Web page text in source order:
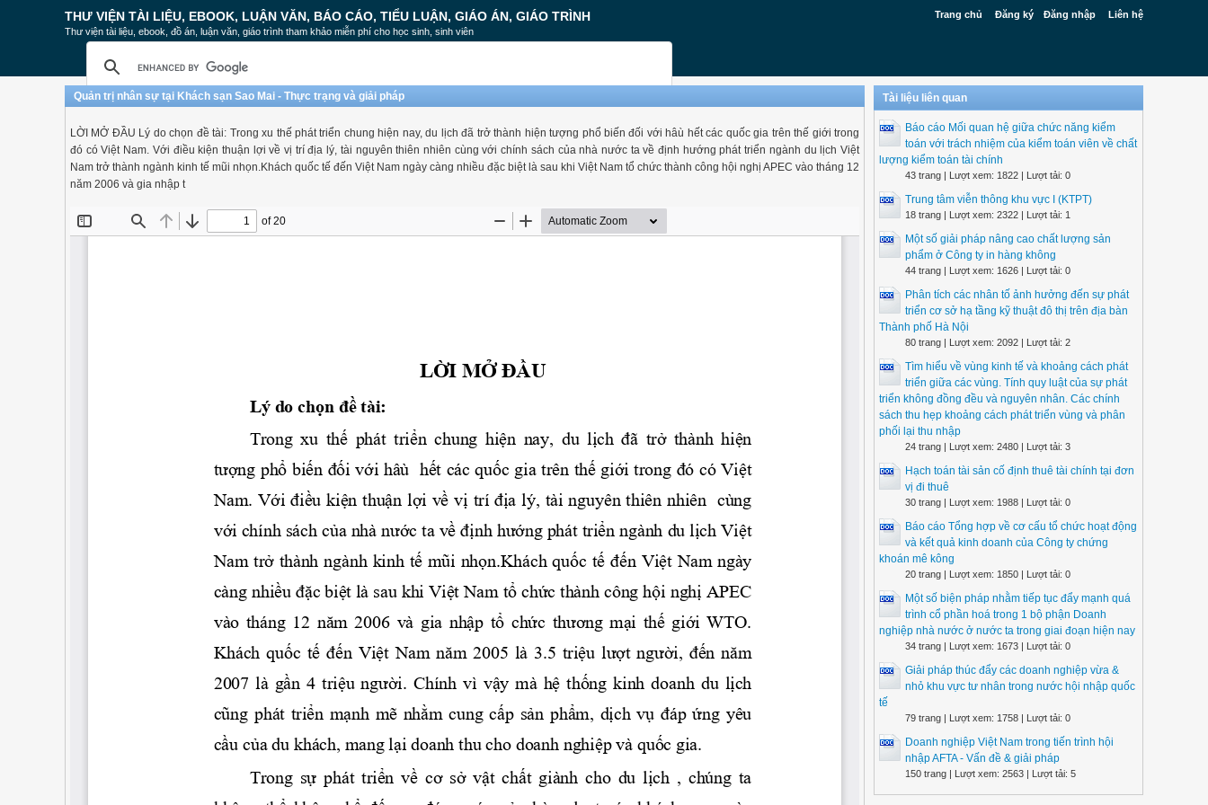
Trang chủ Đăng ký Đăng nhập Liên hệ
THƯ VIỆN TÀI LIỆU, EBOOK, LUẬN VĂN, BÁO CÁO, TIỂU LUẬN, GIÁO ÁN, GIÁO TRÌNH
Thư viện tài liệu, ebook, đồ án, luận văn, giáo trình tham khảo miễn phí cho học sinh, sinh viên
Quản trị nhân sự tại Khách sạn Sao Mai - Thực trạng và giải pháp
LỜI MỞ ĐẦU Lý do chọn đề tài: Trong xu thế phát triển chung hiện nay, du lịch đã trở thành hiện tượng phổ biến đối với hâù hết các quốc gia trên thế giới trong
đó có Việt Nam. Với điều kiện thuận lợi về vị trí địa lý, tài nguyên thiên nhiên cùng với chính sách của nhà nước ta về định hướng phát triển ngành du lịch Việt
Nam trở thành ngành kinh tế mũi nhọn.Khách quốc tế đến Việt Nam ngày càng nhiều đặc biệt là sau khi Việt Nam tổ chức thành công hội nghị APEC vào tháng 12
năm 2006 và gia nhập t
Tài liệu liên quan
Báo cáo Mối quan hệ giữa chức năng kiểm
toán với trách nhiệm của kiểm toán viên về chất
lượng kiểm toán tài chính
43 trang | Lượt xem: 1822 | Lượt tải: 0
Trung tâm viễn thông khu vực I (KTPT)
18 trang | Lượt xem: 2322 | Lượt tải: 1
Một số giải pháp nâng cao chất lượng sản
phẩm ở Công ty in hàng không
44 trang | Lượt xem: 1626 | Lượt tải: 0
Phân tích các nhân tố ảnh hưởng đến sự phát
triển cơ sở hạ tầng kỹ thuật đô thị trên địa bàn
Thành phố Hà Nội
80 trang | Lượt xem: 2092 | Lượt tải: 2
Tìm hiểu về vùng kinh tế và khoảng cách phát
triển giữa các vùng. Tính quy luật của sự phát
triển không đồng đều và nguyên nhân. Các chính
sách thu hẹp khoảng cách phát triển vùng và phân
phối lại thu nhập
24 trang | Lượt xem: 2480 | Lượt tải: 3
Hạch toán tài sản cố định thuê tài chính tại đơn
vị đi thuê
30 trang | Lượt xem: 1988 | Lượt tải: 0
Báo cáo Tổng hợp về cơ cấu tổ chức hoạt động
và kết quả kinh doanh của Công ty chứng
khoán mê kông
20 trang | Lượt xem: 1850 | Lượt tải: 0
Một số biện pháp nhằm tiếp tục đẩy mạnh quá
trình cổ phần hoá trong 1 bộ phận Doanh
nghiệp nhà nước ở nước ta trong giai đoạn hiện nay
34 trang | Lượt xem: 1673 | Lượt tải: 0
Giải pháp thúc đẩy các doanh nghiệp vừa &
nhỏ khu vực tư nhân trong nước hội nhập quốc
tế
79 trang | Lượt xem: 1758 | Lượt tải: 0
Doanh nghiệp Việt Nam trong tiến trình hội
nhập AFTA - Vấn đề & giải pháp
150 trang | Lượt xem: 2563 | Lượt tải: 5